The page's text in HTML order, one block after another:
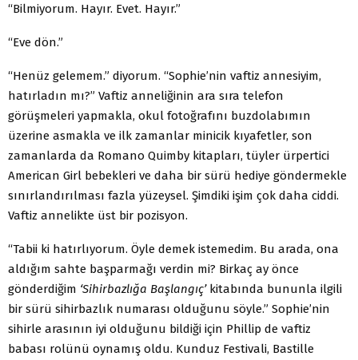
“Bilmiyorum. Hayır. Evet. Hayır.”
“Eve dön.”
“Henüz gelemem.” diyorum. “Sophie’nin vaftiz annesiyim,
hatırladın mı?” Vaftiz anneliğinin ara sıra telefon
görüşmeleri yapmakla, okul fotoğrafını buzdolabımın
üzerine asmakla ve ilk zamanlar minicik kıyafetler, son
zamanlarda da Romano Quimby kitapları, tüyler ürpertici
American Girl bebekleri ve daha bir sürü hediye göndermekle
sınırlandırılması fazla yüzeysel. Şimdiki işim çok daha ciddi.
Vaftiz annelikte üst bir pozisyon.
“Tabii ki hatırlıyorum. Öyle demek istemedim. Bu arada, ona
aldığım sahte başparmağı verdin mi? Birkaç ay önce
gönderdiğim ‘Sihirbazlığa Başlangıç’kitabında bununla ilgili
bir sürü sihirbazlık numarası olduğunu söyle.” Sophie’nin
sihirle arasının iyi olduğunu bildiği için Phillip de vaftiz
babası rolünü oynamış oldu. Kunduz Festivali, Bastille